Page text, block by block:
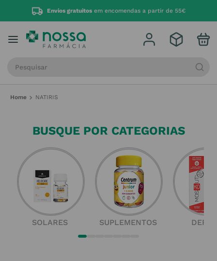
Envios gratuitos em encomendas a partir de 55€
NATIRIS
BUSQUE POR CATEGORIAS
SOLARES SUPLEMENTOS